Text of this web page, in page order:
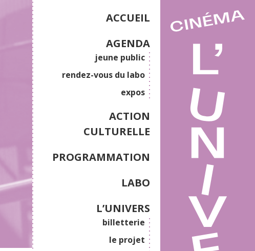
ACCUEIL
AGENDA
jeune public
rendez-vous du labo
expos
ACTION
CULTURELLE
PROGRAMMATION
LABO
L’UNIVERS
billetterie
le projet